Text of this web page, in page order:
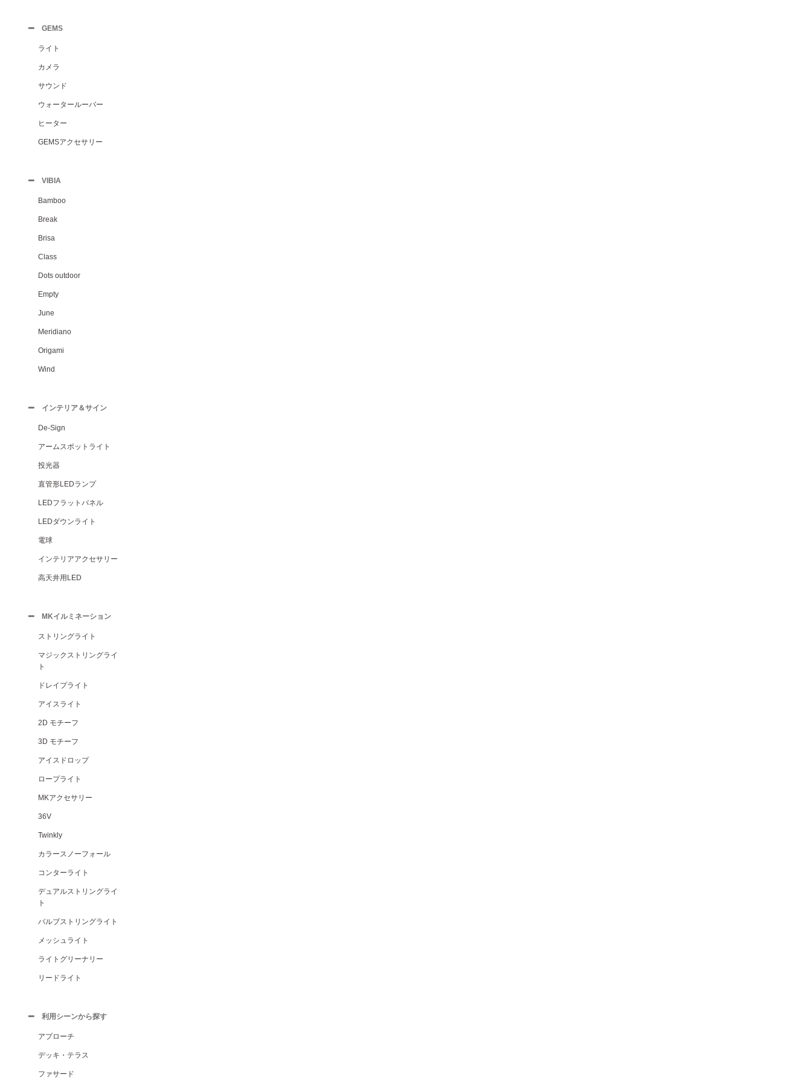
GEMS
ライト
カメラ
サウンド
ウォータールーバー
ヒーター
GEMSアクセサリー
VIBIA
Bamboo
Break
Brisa
Class
Dots outdoor
Empty
June
Meridiano
Origami
Wind
インテリア＆サイン
De-Sign
アームスポットライト
投光器
直管形LEDランプ
LEDフラットパネル
LEDダウンライト
電球
インテリアアクセサリー
高天井用LED
MKイルミネーション
ストリングライト
マジックストリングライ
ト
ドレイプライト
アイスライト
2D モチーフ
3D モチーフ
アイスドロップ
ロープライト
MKアクセサリー
36V
Twinkly
カラースノーフォール
コンターライト
デュアルストリングライ
ト
バルブストリングライト
メッシュライト
ライトグリーナリー
リードライト
利用シーンから探す
アプローチ
デッキ・テラス
ファサード